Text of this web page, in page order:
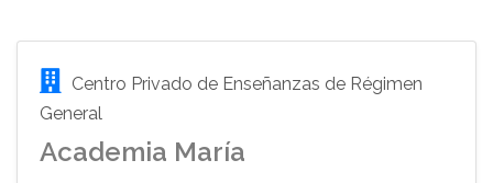
Centro Privado de Enseñanzas de Régimen
General
Academia María